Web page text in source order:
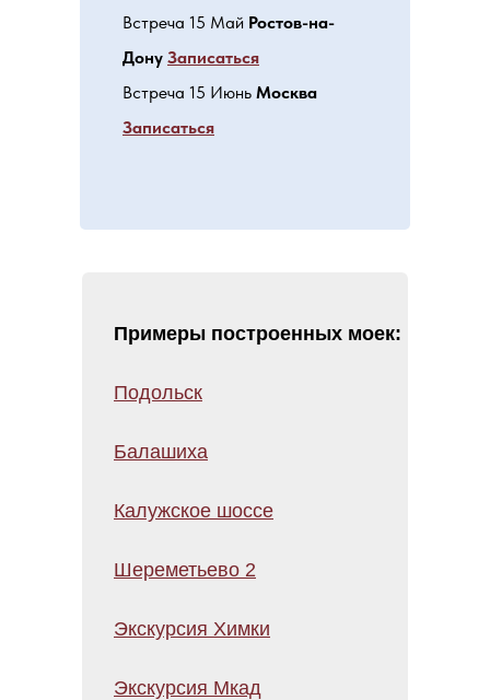
Встреча 15 Май Ростов-на-
Дону Записаться
Встреча 15 Июнь Москва
Записаться
Примеры построенных моек:
Подольск
Балашиха
Калужское шоссе
Шереметьево 2
Экскурсия Химки
Экскурсия Мкад